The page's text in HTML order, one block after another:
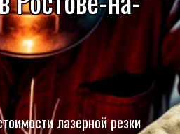
лазерной резки